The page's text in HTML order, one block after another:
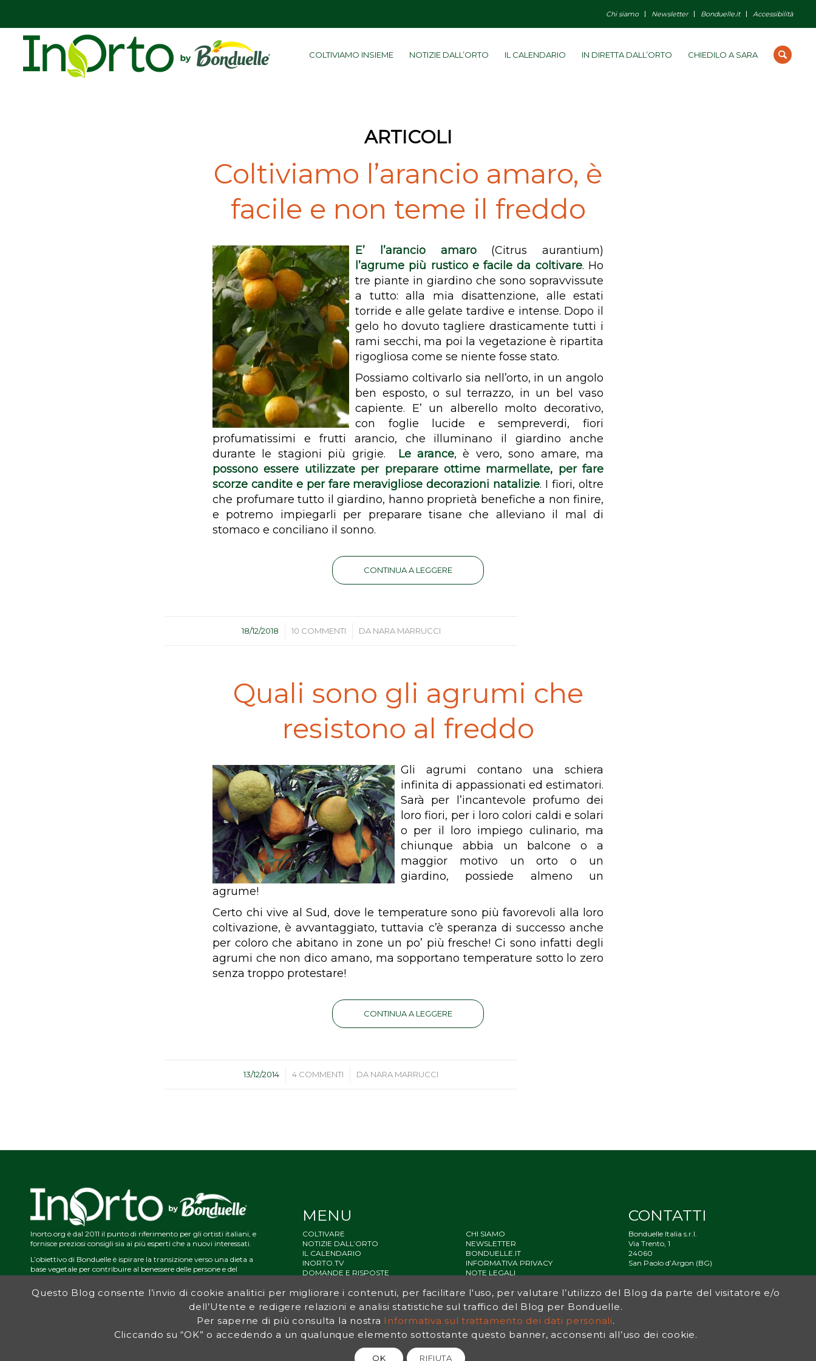
Chi siamo Newsletter Bonduelle.it Accessibilità
COLTIVIAMO INSIEME NOTIZIE DALL’ORTO IL CALENDARIO IN DIRETTA DALL’ORTO CHIEDILO A SARA
ARTICOLI
Coltiviamo l’arancio amaro, è
facile e non teme il freddo
E’ l’arancio amaro(Citrus aurantium)
l’agrume più rustico e facile da coltivare. Ho
tre piante in giardino che sono sopravvissute
a tutto: alla mia disattenzione, alle estati
torride e alle gelate tardive e intense. Dopo il
gelo ho dovuto tagliere drasticamente tutti i
rami secchi, ma poi la vegetazione è ripartita
rigogliosa come se niente fosse stato.
Possiamo coltivarlo sia nell’orto, in un angolo
ben esposto, o sul terrazzo, in un bel vaso
capiente. E’ un alberello molto decorativo,
con foglie lucide e sempreverdi, fiori
profumatissimi e frutti arancio, che illuminano il giardino anche
durante le stagioni più grigie.
Le arance, è vero, sono amare, ma
possono essere utilizzate per preparare ottime marmellate, per fare
scorze candite e per fare meravigliose decorazioni natalizie. I fiori, oltre
che profumare tutto il giardino, hanno proprietà benefiche a non finire,
e potremo impiegarli per preparare tisane che alleviano il mal di
stomaco e conciliano il sonno.
CONTINUA A LEGGERE
18/12/2018
/ 10 COMMENTI
/ DA NARA MARRUCCI
Quali sono gli agrumi che
resistono al freddo
Gli agrumi contano una schiera
infinita di appassionati ed estimatori.
Sarà per l’incantevole profumo dei
loro fiori, per i loro colori caldi e solari
o per il loro impiego culinario, ma
chiunque abbia un balcone o a
maggior motivo un orto o un
giardino, possiede almeno un
agrume!
Certo chi vive al Sud, dove le temperature sono più favorevoli alla loro
coltivazione, è avvantaggiato, tuttavia c’è speranza di successo anche
per coloro che abitano in zone un po’ più fresche! Ci sono infatti degli
agrumi che non dico amano, ma sopportano temperature sotto lo zero
senza troppo protestare!
CONTINUA A LEGGERE
13/12/2014
/ 4 COMMENTI
/ DA NARA MARRUCCI
MENU CONTATTI
Inorto.org è dal 2011 il punto di riferimento per gli ortisti italiani, e
fornisce preziosi consigli sia ai più esperti che a nuovi interessati.
L’obiettivo di Bonduelle è ispirare la transizione verso una dieta a
base vegetale per contribuire al benessere delle persone e del
per la terra e del rispetto dell’ambiente.
COLTIVARE
NOTIZIE DALL’ORTO
IL CALENDARIO
INORTO.TV
DOMANDE E RISPOSTE
CHI SIAMO
NEWSLETTER
BONDUELLE.IT
INFORMATIVA PRIVACY
NOTE LEGALI
SITEMAP
Bonduelle Italia s.r.l.
Via Trento, 1
24060
San Paolo d’Argon (BG)
Questo Blog consente l’invio di cookie analitici per migliorare i contenuti, per facilitare l'uso, per valutare l’utilizzo del Blog da parte del visitatore e/o
dell’Utente e redigere relazioni e analisi statistiche sul traffico del Blog per Bonduelle.
Per saperne di più consulta la nostra Informativa sul trattamento dei dati personali.
Cliccando su “OK” o accedendo a un qualunque elemento sottostante questo banner, acconsenti all’uso dei cookie.
OK RIFIUTA